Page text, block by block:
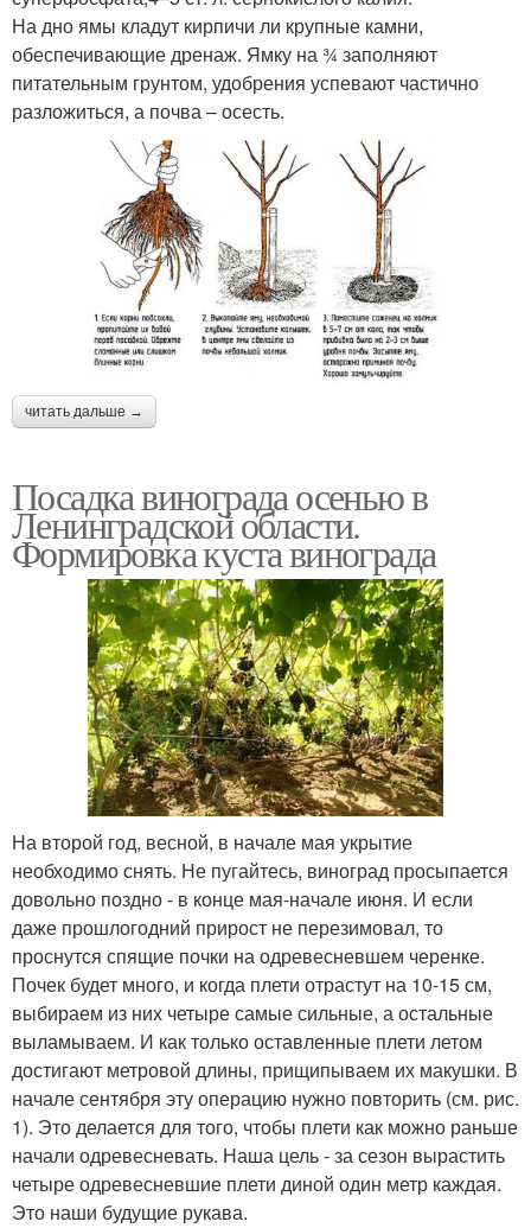
На дно ямы кладут кирпичи ли крупные камни,
обеспечивающие дренаж. Ямку на ¾ заполняют
питательным грунтом, удобрения успевают частично
разложиться, а почва – осесть.
читать дальше →
Посадка винограда осенью в
Ленинградской области.
Формировка куста винограда
На второй год, весной, в начале мая укрытие
необходимо снять. Не пугайтесь, виноград просыпается
довольно поздно - в конце мая-начале июня. И если
даже прошлогодний прирост не перезимовал, то
проснутся спящие почки на одревесневшем черенке.
Почек будет много, и когда плети отрастут на 10-15 см,
выбираем из них четыре самые сильные, а остальные
выламываем. И как только оставленные плети летом
достигают метровой длины, прищипываем их макушки. В
начале сентября эту операцию нужно повторить (см. рис.
1). Это делается для того, чтобы плети как можно раньше
начали одревесневать. Наша цель - за сезон вырастить
четыре одревесневшие плети диной один метр каждая.
Это наши будущие рукава.